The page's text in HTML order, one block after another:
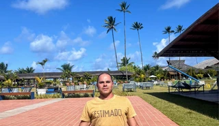
a medicina tradicional chinesa, saúde não
equivalente a ausência de sintomas. É a
capacidade do corpo de se reorganizar,
se adaptar aos ciclos da vida e de retornar
ao equilíbrio depois do esforço. Quando
essa capacidade se perde, o c